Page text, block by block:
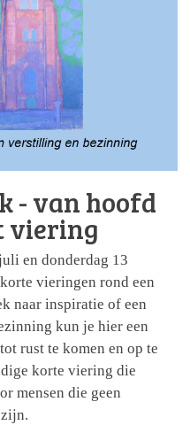
- van hoofd
viering
en donderdag 13
vieringen rond een
naar inspiratie of een
kun je hier een
rust te komen en op te
korte viering die
mensen die geen